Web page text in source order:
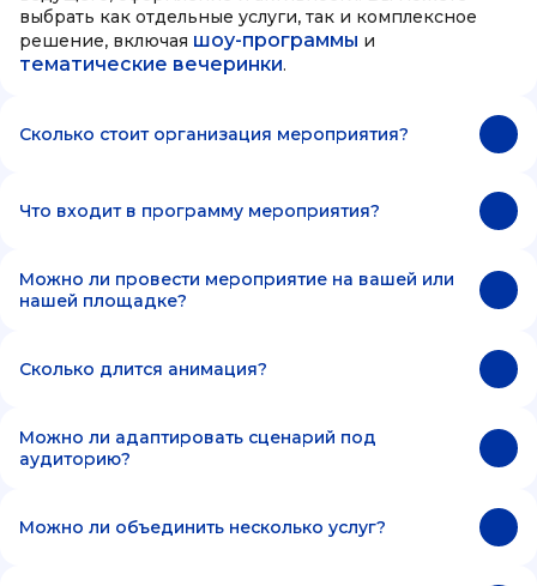
выбрать как отдельные услуги, так и комплексное
решение, включая шоу-программы и
тематические вечеринки.
Сколько стоит организация мероприятия?
Что входит в программу мероприятия?
Можно ли провести мероприятие на вашей или
нашей площадке?
Сколько длится анимация?
Можно ли адаптировать сценарий под
аудиторию?
Можно ли объединить несколько услуг?